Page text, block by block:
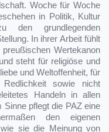
Woche für Woche
in Politik, Kultur
den grundlegenden
In ihrer Arbeit fühlt
Wertekanon
steht für religiöse und
und Weltoffenheit, für
Redlichkeit sowie nicht
Handeln in allen
pflegt die PAZ eine
den eigenen
sie die Meinung von